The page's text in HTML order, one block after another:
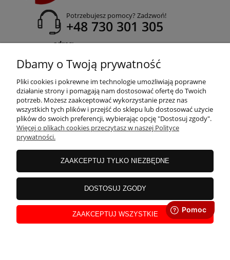
Potrzebujesz pomocy? Zadzwoń!
+48 730 301 305
adres:
Żywieckie
INFORMACJE
MOJE KONTO
PŁATNOŚCI I DOSTAWA
O NAS
Dbamy o Twoją prywatność
Pliki cookies i pokrewne im technologie umożliwiają poprawne
działanie strony i pomagają nam dostosować ofertę do Twoich
potrzeb. Możesz zaakceptować wykorzystanie przez nas
wszystkich tych plików i przejść do sklepu lub dostosować użycie
plików do swoich preferencji, wybierając opcję "Dostosuj zgody".
Więcej o plikach cookies przeczytasz w naszej Polityce
prywatności.
ZAAKCEPTUJ TYLKO NIEZBĘDNE
DOSTOSUJ ZGODY
ZAAKCEPTUJ WSZYSTKIE